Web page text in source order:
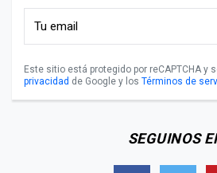
Este sitio está protegido por reCAPTCHA y
privacidad de Google y los Términos de
SEGUINOS